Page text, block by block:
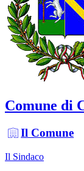
Comune di
Il Comune
Il Sindaco